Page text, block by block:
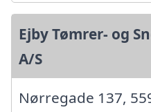
Ejby Tømrer- og
A/S
Nørregade 137,